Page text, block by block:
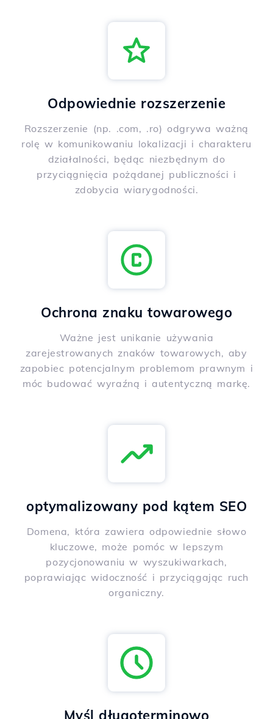
Odpowiednie rozszerzenie
Rozszerzenie (np. .com, .ro) odgrywa ważną
rolę w komunikowaniu lokalizacji i charakteru
działalności, będąc niezbędnym do
przyciągnięcia pożądanej publiczności i
zdobycia wiarygodności.
Ochrona znaku towarowego
Ważne jest unikanie używania
zarejestrowanych znaków towarowych, aby
zapobiec potencjalnym problemom prawnym i
móc budować wyraźną i autentyczną markę.
optymalizowany pod kątem SEO
Domena, która zawiera odpowiednie słowo
kluczowe, może pomóc w lepszym
pozycjonowaniu w wyszukiwarkach,
poprawiając widoczność i przyciągając ruch
organiczny.
Myśl długoterminowo